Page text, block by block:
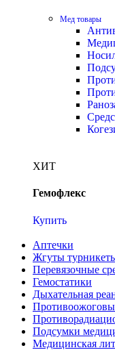
Мед товары
ХИТ
Гемофлекс
Купить
Аптечки
Жгуты
Перевязочные
Гемостатики
Дыхательная
Подсумки
Медицинская